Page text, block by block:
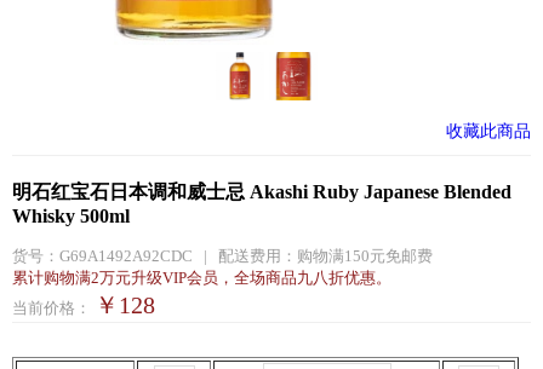
收藏此商品
明石红宝石日本调和威士忌 Akashi Ruby Japanese Blended
Whisky 500ml
货号： G69A1492A92CDC | 配送费用： 购物满150元免邮费
累计购物满2万元升级VIP会员，全场商品九八折优惠。
当前价格：
￥128